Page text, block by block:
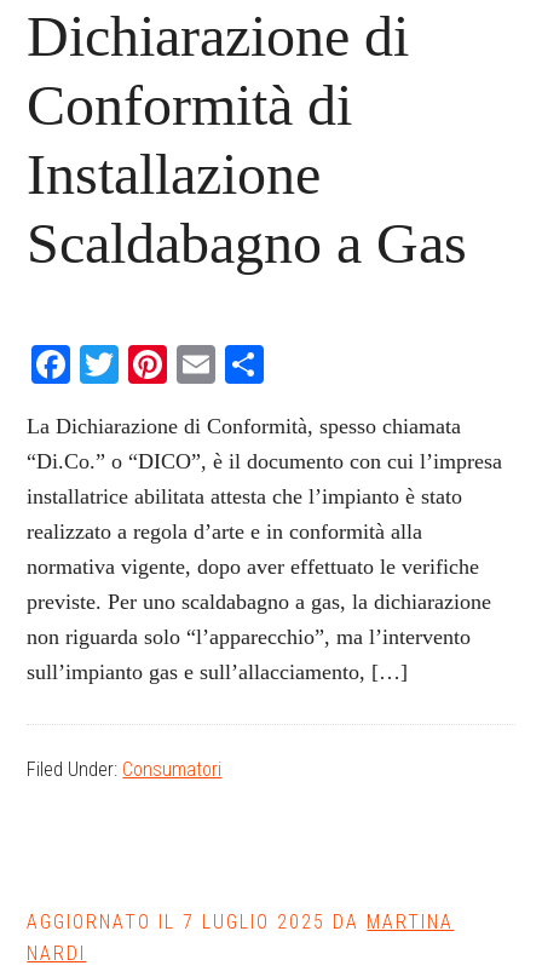
Dichiarazione di
Conformità di
Installazione
Scaldabagno a Gas
Facebook
TwitterPinterest
Email
La Dichiarazione di Conformità, spesso chiamata
“Di.Co.” o “DICO”, è il documento con cui l’impresa
installatrice abilitata attesta che l’impianto è stato
realizzato a regola d’arte e in conformità alla
normativa vigente, dopo aver effettuato le verifiche
previste. Per uno scaldabagno a gas, la dichiarazione
non riguarda solo “l’apparecchio”, ma l’intervento
sull’impianto gas e sull’allacciamento, […]
Filed Under: Consumatori
AGGIORNATO IL7 LUGLIO 2025 DA MARTINA
NARDI